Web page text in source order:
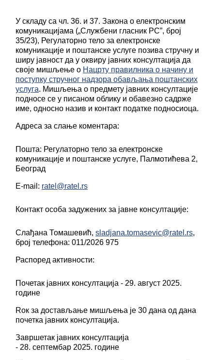
У складу са чл. 36. и 37. Закона о електронским
комуникацијама („Службени гласник РС”, брoj
35/23), Регулаторно тело за електронске
комуникације и поштанске услуге позива стручну и
ширу јавност да у оквиру јавних консултација да
своје мишљење о Нацрту правилника о начину и
поступку стручног надзора обављања поштанских
услуга. Мишљења о предмету јавних консултације
подносе се у писаном облику и обавезно садрже
име, односно назив и контакт податке подносиоца.
Адреса за слање коментара:
Пошта: Регулаторно тело за електронске
комуникације и поштанске услуге, Палмотићева 2,
Београд
Е-mail: ratel@ratel.rs
Контакт особa задужених за јавне консултације:
Слађана Томашевић, sladjana.tomasevic@ratel.rs,
број телефона: 011/2026 975
Распоред активности:
Почетак јавних консултација - 29. август 2025.
године
Rок за достављање мишљења је 30 дана од дана
почетка јавних консултација.
Завршетак јавних консултација
- 28. септембар 2025. године